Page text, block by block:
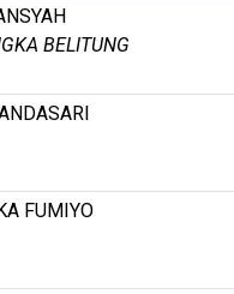
BELITUNG
FUMIYO